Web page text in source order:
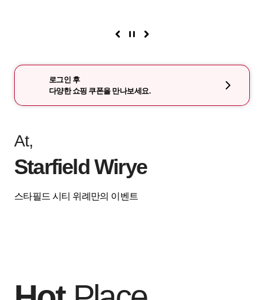
로그인 후
다양한 쇼핑 쿠폰을 만나보세요.
At,
Starfield Wirye
스타필드 시티 위례만의 이벤트